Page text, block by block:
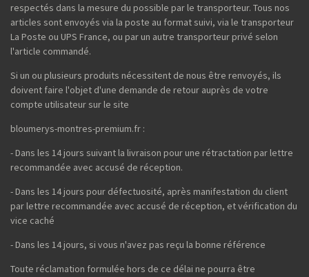
respectés dans la mesure du possible par le transporteur. Tous nos
articles sont envoyés via la poste au format suivi, via le transporteur
La Poste ou UPS France, ou par un autre transporteur privé selon
l'article commandé.
Si un ou plusieurs produits nécessitent de nous être renvoyés, ils
doivent faire l'objet d'une demande de retour auprès de votre
compte utilisateur sur le site
bloumerys-montres-premium.fr :
- Dans les 14 jours suivant la livraison pour une rétractation par lettre
recommandée avec accusé de réception.
- Dans les 14 jours pour défectuosité, après manifestation du client
par lettre recommandée avec accusé de réception, et vérification du
vice caché
- Dans les 14 jours, si vous n'avez pas reçu la bonne référence
Toute réclamation formulée hors de ce délai ne pourra être